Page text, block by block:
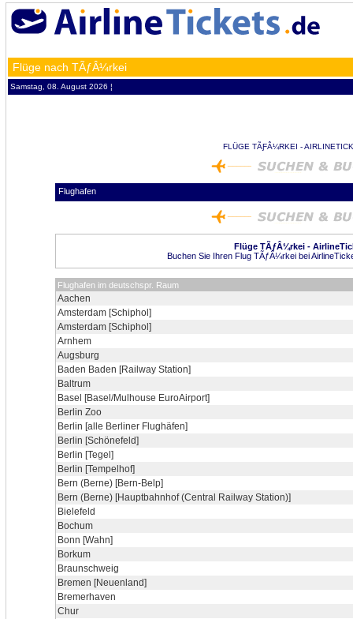
Flüge nach TÃƒÂ¼rkei
Samstag, 08. August 2026 ¦
FLÜGE TÃƑÂ¼RKEI -
Flughafen
Flüge TÃƒÂ¼rkei -
Buchen Sie Ihren Flug TÃƒÂ¼rkei bei
Flughafen im deutschspr. Raum
Aachen
Amsterdam [Schiphol]
Amsterdam [Schiphol]
Arnhem
Augsburg
Baden Baden [Railway Station]
Baltrum
Basel [Basel/Mulhouse EuroAirport]
Berlin Zoo
Berlin [alle Berliner Flughäfen]
Berlin [Schönefeld]
Berlin [Tegel]
Berlin [Tempelhof]
Bern (Berne) [Bern-Belp]
Bern (Berne) [Hauptbahnhof (Central Railway Station)]
Bielefeld
Bochum
Bonn [Wahn]
Borkum
Braunschweig
Bremen [Neuenland]
Bremerhaven
Chur